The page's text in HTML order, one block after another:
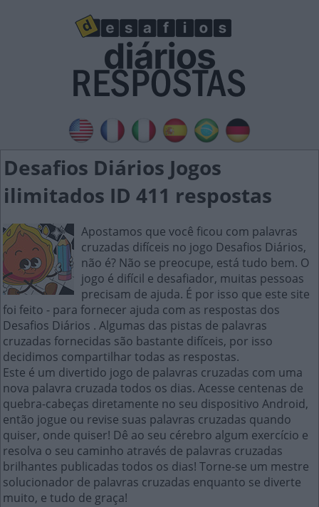
Desafios Diários Jogos
ilimitados ID 411 respostas
Apostamos que você ficou com palavras
cruzadas difíceis no jogo Desafios Diários,
não é? Não se preocupe, está tudo bem. O
jogo é difícil e desafiador, muitas pessoas
precisam de ajuda. É por isso que este site
foi feito - para fornecer ajuda com as respostas dos
Desafios Diários . Algumas das pistas de palavras
cruzadas fornecidas são bastante difíceis, por isso
decidimos compartilhar todas as respostas.
Este é um divertido jogo de palavras cruzadas com uma
nova palavra cruzada todos os dias. Acesse centenas de
quebra-cabeças diretamente no seu dispositivo Android,
então jogue ou revise suas palavras cruzadas quando
quiser, onde quiser! Dê ao seu cérebro algum exercício e
resolva o seu caminho através de palavras cruzadas
brilhantes publicadas todos os dias! Torne-se um mestre
solucionador de palavras cruzadas enquanto se diverte
muito, e tudo de graça!